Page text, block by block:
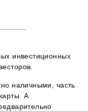
инвестиционных
наличными, часть
А